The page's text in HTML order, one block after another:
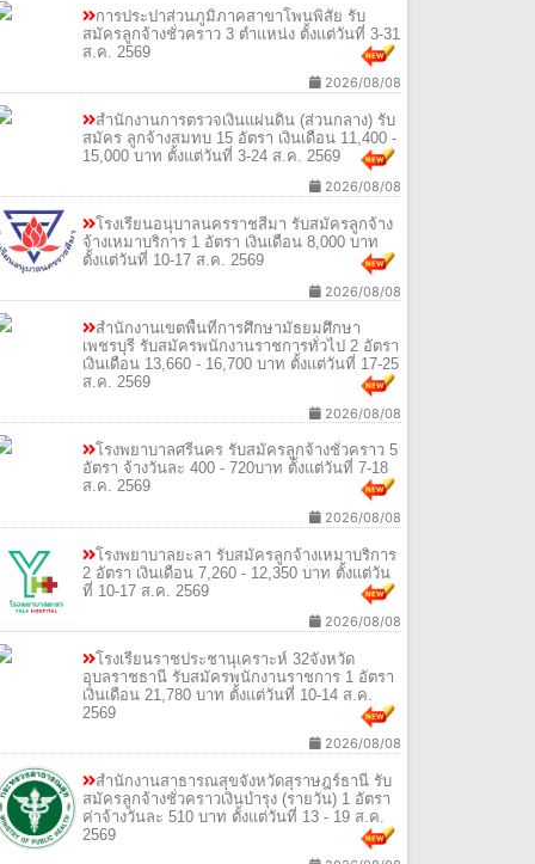
การประปาส่วนภูมิภาคสาขาโพนพิสัย รับ
สมัครลูกจ้างชั่วคราว 3 ตำแหน่ง ตั้งแต่วันที่ 3-31
ส.ค. 2569
2026/08/08
สำนักงานการตรวจเงินแผ่นดิน (ส่วนกลาง) รับ
สมัคร ลูกจ้างสมทบ 15 อัตรา เงินเดือน 11,400 -
15,000 บาท ตั้งแต่วันที่ 3-24 ส.ค. 2569
2026/08/08
โรงเรียนอนุบาลนครราชสีมา รับสมัครลูกจ้าง
จ้างเหมาบริการ 1 อัตรา เงินเดือน 8,000 บาท
ตั้งแต่วันที่ 10-17 ส.ค. 2569
2026/08/08
สำนักงานเขตพื้นที่การศึกษามัธยมศึกษา
เพชรบุรี รับสมัครพนักงานราชการทั่วไป 2 อัตรา
เงินเดือน 13,660 - 16,700 บาท ตั้งแต่วันที่ 17-25
ส.ค. 2569
2026/08/08
โรงพยาบาลศรีนคร รับสมัครลูกจ้างชั่วคราว 5
อัตรา จ้างวันละ 400 - 720บาท ตั้งแต่วันที่ 7-18
ส.ค. 2569
2026/08/08
โรงพยาบาลยะลา รับสมัครลูกจ้างเหมาบริการ
2 อัตรา เงินเดือน 7,260 - 12,350 บาท ตั้งแต่วัน
ที่ 10-17 ส.ค. 2569
2026/08/08
โรงเรียนราชประชานุเคราะห์ 32จังหวัด
อุบลราชธานี รับสมัครพนักงานราชการ 1 อัตรา
เงินเดือน 21,780 บาท ตั้งแต่วันที่ 10-14 ส.ค.
2569
2026/08/08
สํานักงานสาธารณสุขจังหวัดสุราษฎร์ธานี รับ
สมัครลูกจ้างชั่วคราวเงินบํารุง (รายวัน) 1 อัตรา
ค่าจ้างวันละ 510 บาท ตั้งแต่วันที่ 13 - 19 ส.ค.
2569